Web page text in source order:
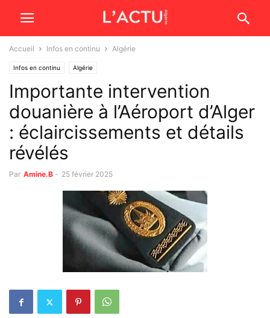
Accueil Infos en continu Algérie
Infos en continu Algérie
Importante intervention
douanière à l’Aéroport d’Alger
: éclaircissements et détails
révélés
Par Amine.B - 25 février 2025